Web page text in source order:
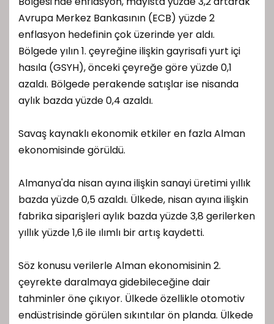
Avrupa Merkez Bankasının (ECB) yüzde 2
enflasyon hedefinin çok üzerinde yer aldı.
Bölgede yılın 1. çeyreğine ilişkin gayrisafi yurt içi
hasıla (GSYH), önceki çeyreğe göre yüzde 0,1
azaldı. Bölgede perakende satışlar ise nisanda
aylık bazda yüzde 0,4 azaldı.
Savaş kaynaklı ekonomik etkiler en fazla Alman
ekonomisinde görüldü.
Almanya'da nisan ayına ilişkin sanayi üretimi yıllık
bazda yüzde 0,5 azaldı. Ülkede, nisan ayına ilişkin
fabrika siparişleri aylık bazda yüzde 3,8 gerilerken
yıllık yüzde 1,6 ile ılımlı bir artış kaydetti.
Söz konusu verilerle Alman ekonomisinin 2.
çeyrekte daralmaya gidebileceğine dair
tahminler öne çıkıyor. Ülkede özellikle otomotiv
endüstrisinde görülen sıkıntılar ön planda. Ülkede